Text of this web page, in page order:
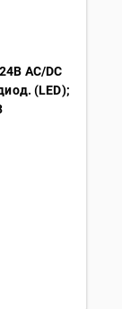
AC/DC
(LED);